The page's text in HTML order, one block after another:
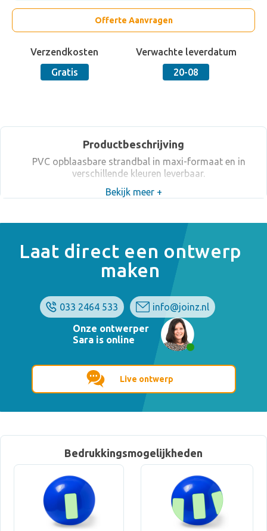
Offerte Aanvragen
Verzendkosten
Gratis
Verwachte leverdatum
20-08
Productbeschrijving
PVC opblaasbare strandbal in maxi-formaat en in
verschillende kleuren leverbaar.
Bekijk meer +
Laat direct een ontwerp
maken
033 2464 533
info@joinz.nl
Onze ontwerper
Sara is online
Live ontwerp
Bedrukkingsmogelijkheden